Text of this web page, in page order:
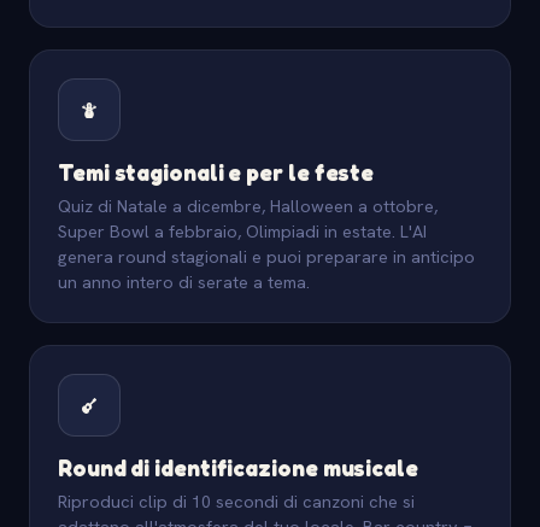
Temi stagionali e per le feste
Quiz di Natale a dicembre, Halloween a ottobre,
Super Bowl a febbraio, Olimpiadi in estate. L'AI
genera round stagionali e puoi preparare in anticipo
un anno intero di serate a tema.
Round di identificazione musicale
Riproduci clip di 10 secondi di canzoni che si